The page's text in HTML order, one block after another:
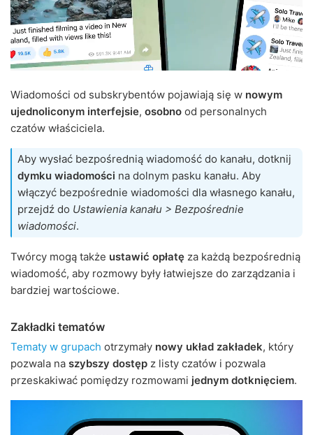
Wiadomości od subskrybentów pojawiają się w nowym
ujednoliconym interfejsie, osobno od personalnych
czatów właściciela.
Aby wysłać bezpośrednią wiadomość do kanału, dotknij
dymku wiadomości na dolnym pasku kanału. Aby
włączyć bezpośrednie wiadomości dla własnego kanału,
przejdź do Ustawienia kanału > Bezpośrednie
wiadomości.
Twórcy mogą także ustawić opłatę za każdą bezpośrednią
wiadomość, aby rozmowy były łatwiejsze do zarządzania i
bardziej wartościowe.
Zakładki tematów
Tematy w grupach otrzymały nowy układ zakładek, który
pozwala na szybszy dostęp z listy czatów i pozwala
przeskakiwać pomiędzy rozmowami jednym dotknięciem.